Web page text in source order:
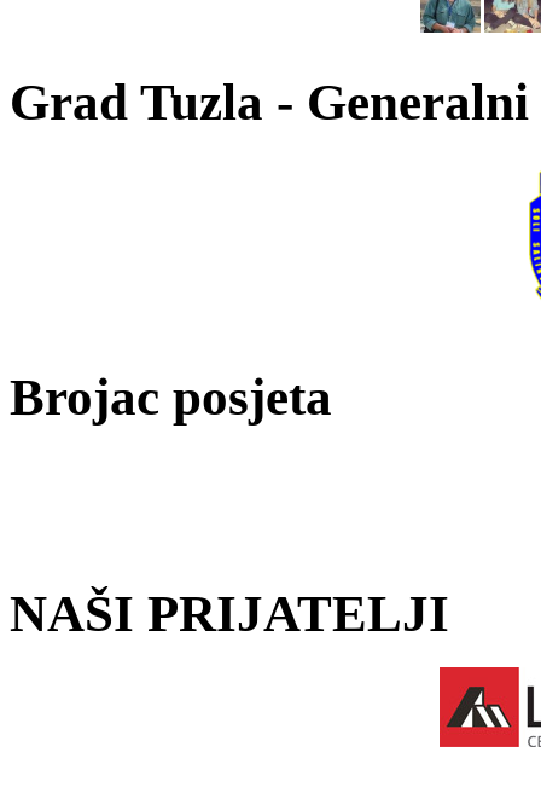
Grad Tuzla -
Brojac posjeta
NAŠI PRIJATELJI